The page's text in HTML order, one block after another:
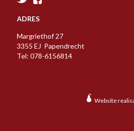
ADRES
Margriethof 27
3355 EJ Papendrecht
Tel: 078-6156814
Website